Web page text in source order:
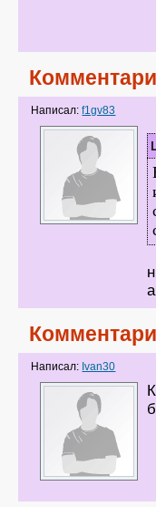
Написал:f1gv83
Написал: Ivan30